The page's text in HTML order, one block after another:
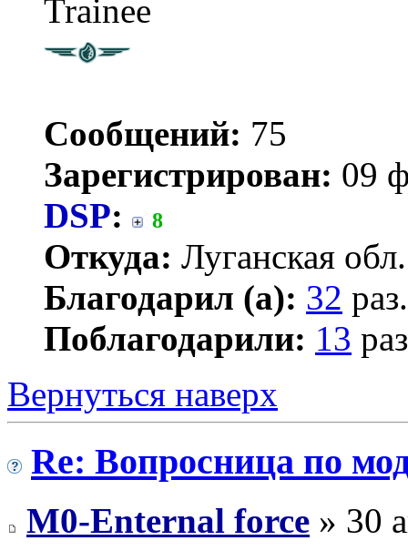
Trainee
Сообщений: 75
Зарегистрирован: 09
DSP: 8
Откуда: Луганская
Благодарил (а): 32 раз.
Поблагодарили: 13
Вернуться наверх
Re: Вопросница по
M0-Enternal force » 30